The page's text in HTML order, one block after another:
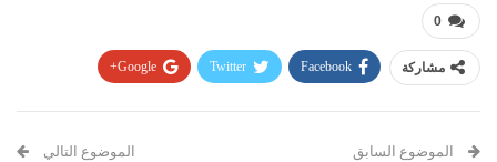
0
مشاركة Facebook
Twitter
Google+
البريد الإلكتروني
الموضوع السابق الموضوع التالي